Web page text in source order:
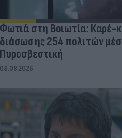
Φωτιά στη Βοιωτία: Καρέ-
διάσωσης 254 πολιτών
Πυροσβεστική
08.08.2026